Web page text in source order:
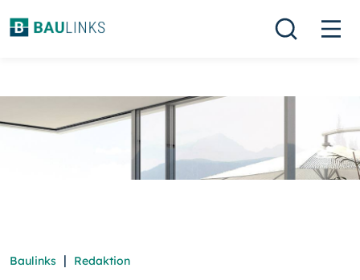
Baulinks | Redaktion